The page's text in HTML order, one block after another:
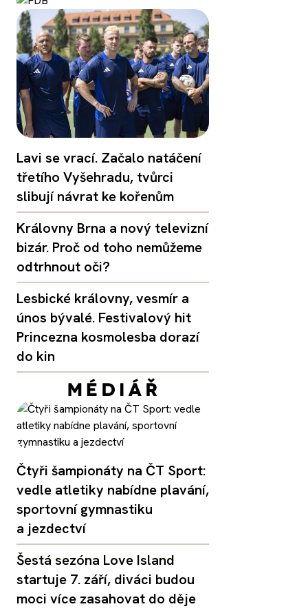
Lavi se vrací. Začalo natáčení
třetího Vyšehradu, tvůrci
slibují návrat ke kořenům
Královny Brna a nový televizní
bizár. Proč od toho nemůžeme
odtrhnout oči?
Lesbické královny, vesmír a
únos bývalé. Festivalový hit
Princezna kosmolesba dorazí
do kin
Čtyři šampionáty na ČT Sport:
vedle atletiky nabídne plavání,
sportovní gymnastiku
a jezdectví
Šestá sezóna Love Island
startuje 7. září, diváci budou
moci více zasahovat do děje